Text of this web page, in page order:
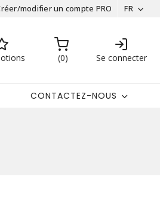
modifier un compte PRO FR
0 Se connecter
CONTACTEZ-NOUS